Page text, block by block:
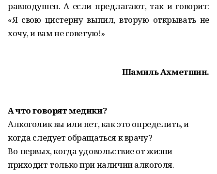
равнодушен. А если предлагают, так и говорит:
«Я свою цистерну выпил, вторую открывать не
хочу, и вам не советую!»
Шамиль Ахметшин.
А что говорят медики?
Алкоголик вы или нет, как это определить, и
когда следует обращаться к врачу?
Во-первых, когда удовольствие от жизни
приходит только при наличии алкоголя.